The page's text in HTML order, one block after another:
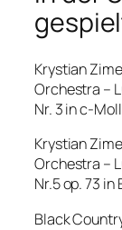
Krystian
Orchestra –
Nr. 3 in c-
Krystian
Orchestra –
Nr.5 op. 73
Black